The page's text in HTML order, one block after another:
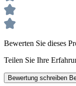
Bewerten Sie dieses
Teilen Sie Ihre
Bewertung schreiben